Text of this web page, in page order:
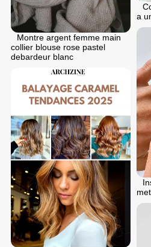
Montre argent femme main
collier blouse rose pastel
debardeur blanc
a